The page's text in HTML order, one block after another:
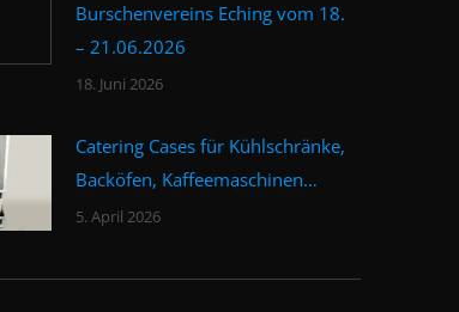
Burschenvereins Eching vom 18.
– 21.06.2026
18. Juni 2026
Catering Cases für Kühlschränke,
Backöfen, Kaffeemaschinen…
5. April 2026